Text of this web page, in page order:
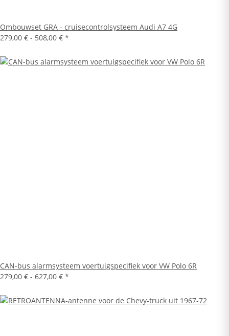
Ombouwset GRA - cruisecontrolsysteem Audi A7 4G
279,00 € - 508,00 € *
CAN-bus alarmsysteem voertuigspecifiek voor VW Polo 6R
279,00 € - 627,00 € *